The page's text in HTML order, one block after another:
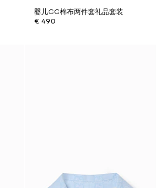
婴儿GG棉布两件套礼品套装
€ 490